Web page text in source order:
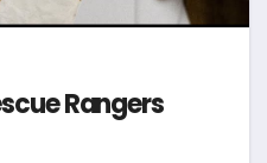
Rangers